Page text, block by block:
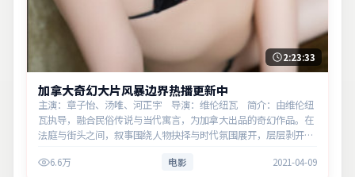
2:23:33
加拿大奇幻大片风暴边界热播更新中
主演：章子怡、汤唯、河正宇 导演：维伦纽瓦 简介：由维伦纽
瓦执导，融合民俗传说与当代寓言，为加拿大出品的奇幻作品。在
法庭与街头之间，叙事围绕人物抉择与时代氛围展开，层层剥开谎
义。6.6万 电影 2021-04-09